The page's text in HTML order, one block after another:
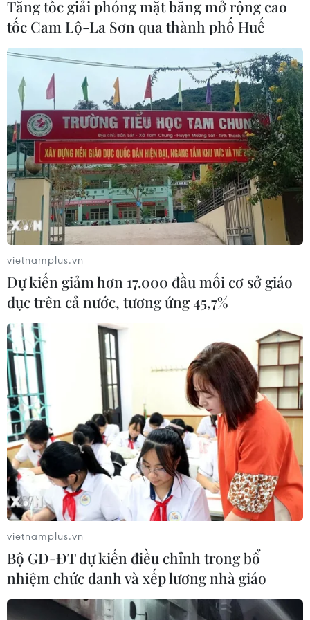
Tăng tốc giải phóng mặt bằng mở rộng cao
tốc Cam Lộ-La Sơn qua thành phố Huế
vietnamplus.vn
Dự kiến giảm hơn 17.000 đầu mối cơ sở giáo
dục trên cả nước, tương ứng 45,7%
vietnamplus.vn
Bộ GD-ĐT dự kiến điều chỉnh trong bổ
nhiệm chức danh và xếp lương nhà giáo